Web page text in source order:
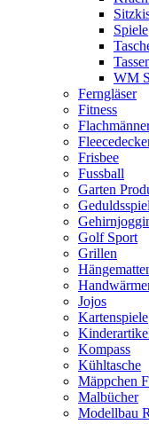
Spiele
WM
Ferngläser
Fitness
Frisbee
Fussball
Garten
Golf Sport
Grillen
Jojos
Kartenspiele
Kompass
Kühltasche
Mäppchen
Malbücher
Modellbau